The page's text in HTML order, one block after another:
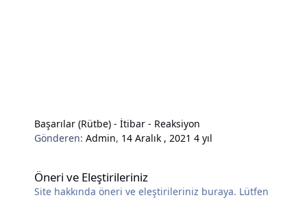
Başarılar (Rütbe) - İtibar - Reaksiyon
Gönderen:Admin, 14 Aralık , 20214 yıl
Öneri ve Eleştirileriniz
Site hakkında öneri ve eleştirileriniz buraya. Lütfen